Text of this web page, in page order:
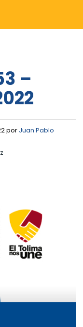
–
por Juan Pablo